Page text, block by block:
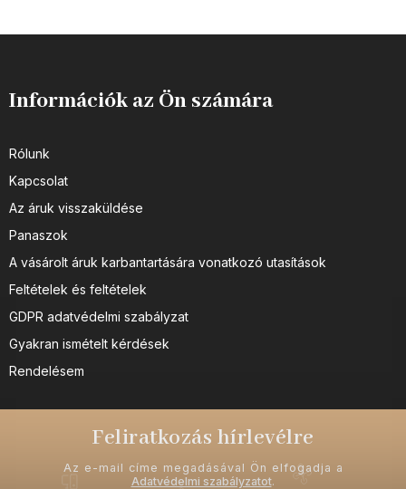
Információk az Ön számára
Rólunk
Kapcsolat
Az áruk visszaküldése
Panaszok
A vásárolt áruk karbantartására vonatkozó utasítások
Feltételek és feltételek
GDPR adatvédelmi szabályzat
Gyakran ismételt kérdések
Rendelésem
Feliratkozás hírlevélre
Az e-mail címe megadásával Ön elfogadja a
Adatvédelmi szabályzatot.